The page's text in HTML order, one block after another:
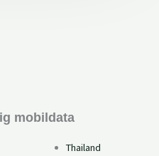
mobildata
Thailand